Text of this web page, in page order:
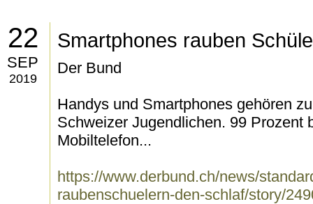
22
SEP
2019
Smartphones rauben
Der Bund
Handys und Smartphones gehören
Schweizer Jugendlichen. 99 Prozent
Mobiltelefon...
https://www.derbund.ch/news/
raubenschuelern-den-schlaf/story/